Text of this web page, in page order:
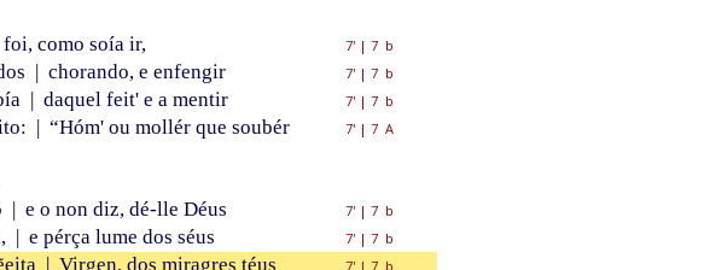
foi, como soía ir, 7'| 7 b
| chorando, e enfengir 7'| 7 b
| daquel feit' e a mentir 7'| 7 b
| “Hóm' ou mollér que soubér 7'| 7 A
| e o non diz, dé-lle Déus 7'| 7 b
| e pérça lume dos séus 7'| 7 b
| Virgen, dos miragres téus 7'| 7 b